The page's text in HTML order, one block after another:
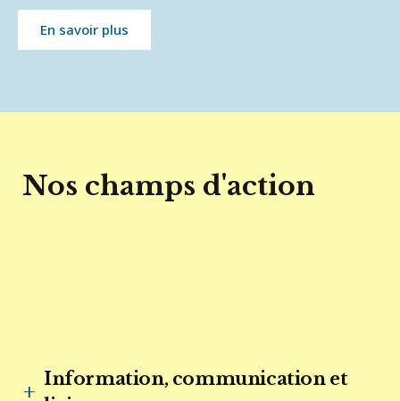
En savoir plus
Nos champs d'action
Information, communication et